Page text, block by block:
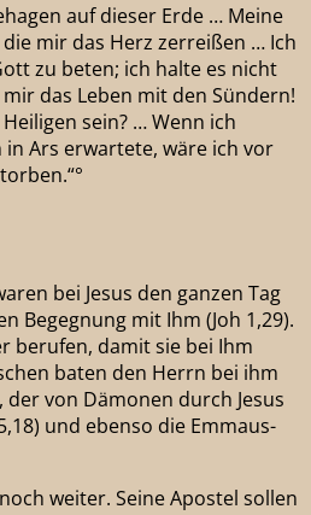
auf dieser Erde … Meine
mir das Herz zerreißen … Ich
zu beten; ich halte es nicht
das Leben mit den Sündern!
sein? … Wenn ich
Ars erwartete, wäre ich vor
bei Jesus den ganzen Tag
Begegnung mit Ihm (Joh 1,29).
berufen, damit sie bei Ihm
baten den Herrn bei ihm
von Dämonen durch Jesus
und ebenso die Emmaus-
weiter. Seine Apostel sollen